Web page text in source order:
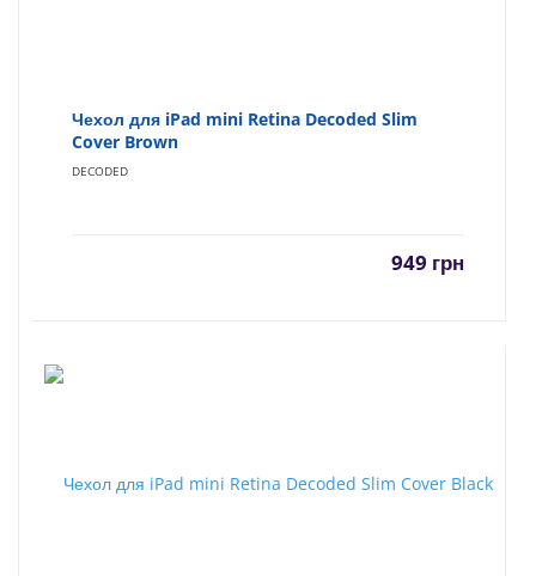
Чехол для iPad mini Retina Decoded Slim
Cover Brown
DECODED
949 грн